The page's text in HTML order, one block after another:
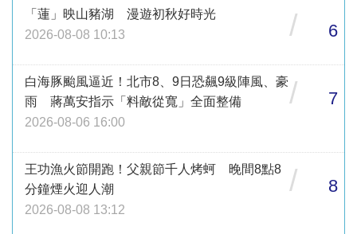
「蓮」映山豬湖 漫遊初秋好時光
2026-08-08 10:13
/ 6
白海豚颱風逼近！北市8、9日恐飆9級陣風、豪
雨 蔣萬安指示「料敵從寬」全面整備
2026-08-06 16:00
/ 7
王功漁火節開跑！父親節千人烤蚵 晚間8點8
分鐘煙火迎人潮
2026-08-08 13:12
/ 8